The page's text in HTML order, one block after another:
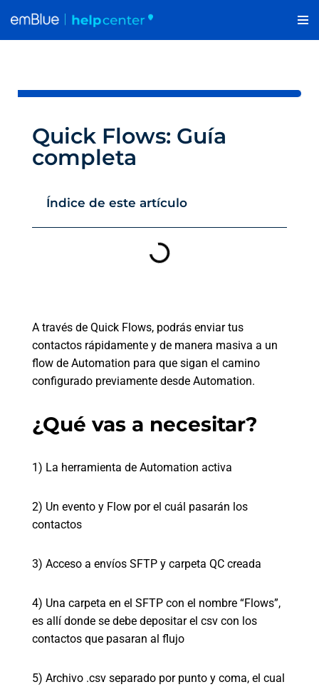
Saltar
Quick Flows: Guía
completa
Índice de este artículo
A través de Quick Flows, podrás enviar tus
contactos rápidamente y de manera masiva a un
flow de Automation para que sigan el camino
configurado previamente desde Automation.
¿Qué vas a necesitar?
1) La herramienta de Automation activa
2) Un evento y Flow por el cuál pasarán los
contactos
3) Acceso a envíos SFTP y carpeta QC creada
4) Una carpeta en el SFTP con el nombre “Flows”,
es allí donde se debe depositar el csv con los
contactos que pasaran al flujo
5) Archivo .csv separado por punto y coma, el cual